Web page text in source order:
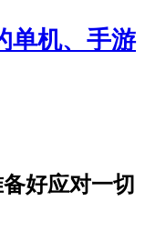
单机、手游
好应对一切